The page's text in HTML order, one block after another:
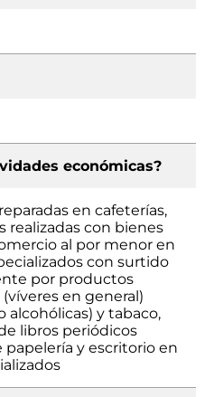
económicas?
en cafeterías,
realizadas con bienes
al por menor en
con surtido
por productos
en general)
alcohólicas) y tabaco,
libros periódicos
y escritorio en